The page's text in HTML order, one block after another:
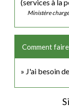
(services à la
Ministère
Comment faire
J'ai besoin